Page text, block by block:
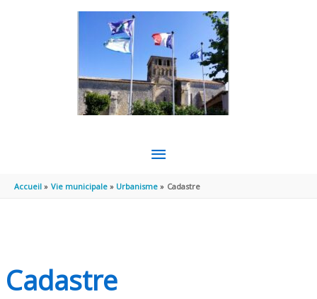
MENU
PRINCIPAL
Accueil Vie municipale Urbanisme Cadastre
Cadastre